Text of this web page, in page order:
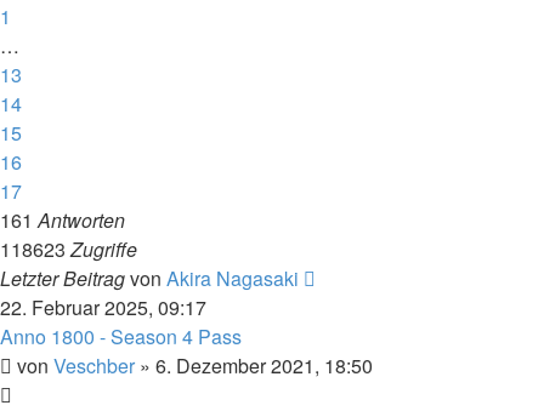
1
…
13
14
15
16
17
161Antworten
118623Zugriffe
Letzter Beitragvon Akira Nagasaki
22. Februar 2025, 09:17
Anno 1800 - Season 4 Pass
von Veschber » 6. Dezember 2021, 18:50